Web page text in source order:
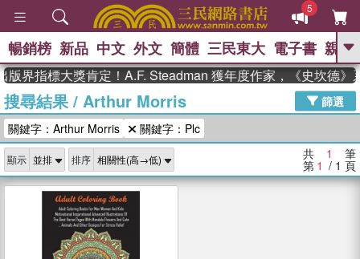
5
GO
熱搜： 高希均教授回憶錄
、 The Odyssey 、 父親節 、 如果歷
史是一群喵
獎 臺灣漫遊錄 、 方念華 、 台灣的李
登輝時代
數學女孩：黎曼猜想 、
偉大的迷走神經
暢銷榜 新品 中文 外文 簡體 三民東大 電子書 親子
版界指標大獎肯定！A.F. Steadman 獲年度作家，《史坎德》
搜尋結果/ Arthur Morris
篩選
關鍵字：Arthur Morris
關鍵字：Plc
顯示 排序 共 1 筆
第 1 / 1 頁